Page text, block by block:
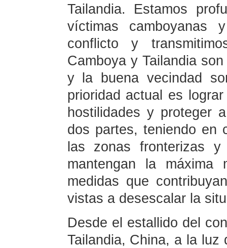
Tailandia. Estamos
víctimas camboyanas
conflicto y
Camboya y Tailandia
y la buena vecindad
prioridad actual es
hostilidades y proteger
dos partes, teniendo en
las zonas fronterizas
mantengan la máxima
medidas que
vistas a desescalar la
Desde el estallido del
Tailandia, China, a la